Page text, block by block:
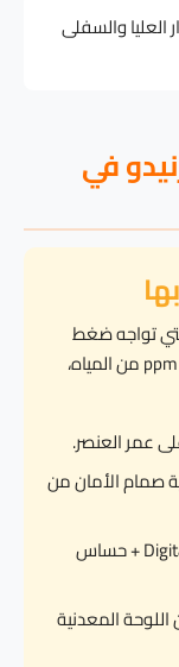
العليا والسفلى
في
تواجه ضغط
الماء بين الأدوار العليا والسفلى و140-190 ppm من المياه،
صمام الأمان من
يشمل شاشة Digital + حساس
المعدنية